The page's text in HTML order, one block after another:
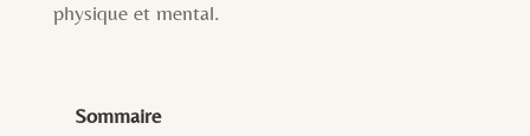
physique et mental.
Sommaire